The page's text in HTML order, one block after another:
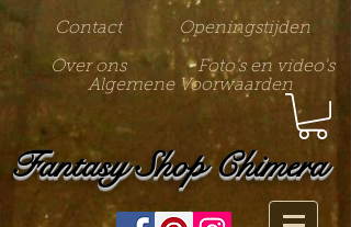
Contact Openingstijden
Over ons
Foto's en video's
Algemene Voorwaarden
Fantasy Shop Chimera